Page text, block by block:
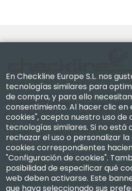
Checkline Europe S.L. —
la calibración, la certificación y la
instrumentos de medición de alta
Empresa
Mi Cuenta
En Checkline Europe S.L. nos
tecnologías similares para
de compra, y para ello
consentimiento. Al hacer clic
cookies", acepta nuestro uso de
tecnologías similares. Si no está
rechazar el uso o personalizar
cookies correspondientes
"Configuración de cookies".
posibilidad de especificar qué
web deben activarse. Este
que haya seleccionado sus